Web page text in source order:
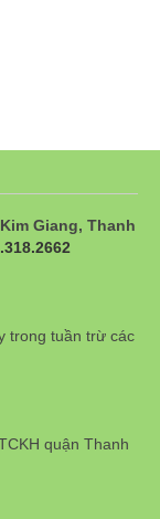
Giang, Thanh
trong tuần trừ các
quận Thanh